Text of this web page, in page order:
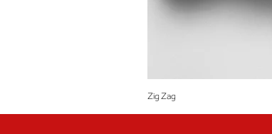
Zig Zag